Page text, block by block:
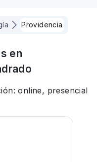
Providencia
en
online, presencial